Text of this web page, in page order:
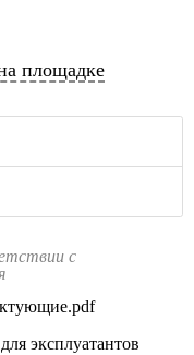
площадке
с
эксплуатантов